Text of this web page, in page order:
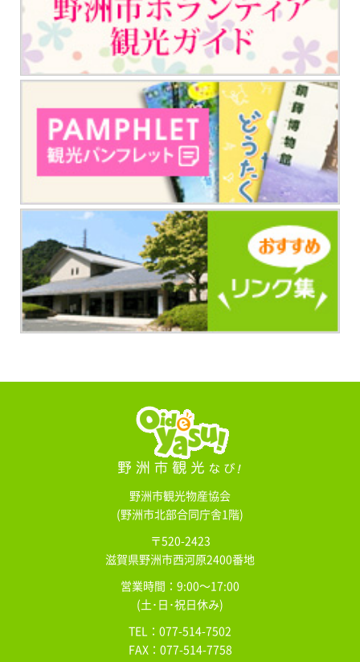
野洲市観光物産協会
(野洲市北部合同庁舎1階)
〒520-2423
滋賀県野洲市西河原2400番地
営業時間：9:00～17:00
(土･日･祝日休み)
TEL：077-514-7502
FAX：077-514-7758